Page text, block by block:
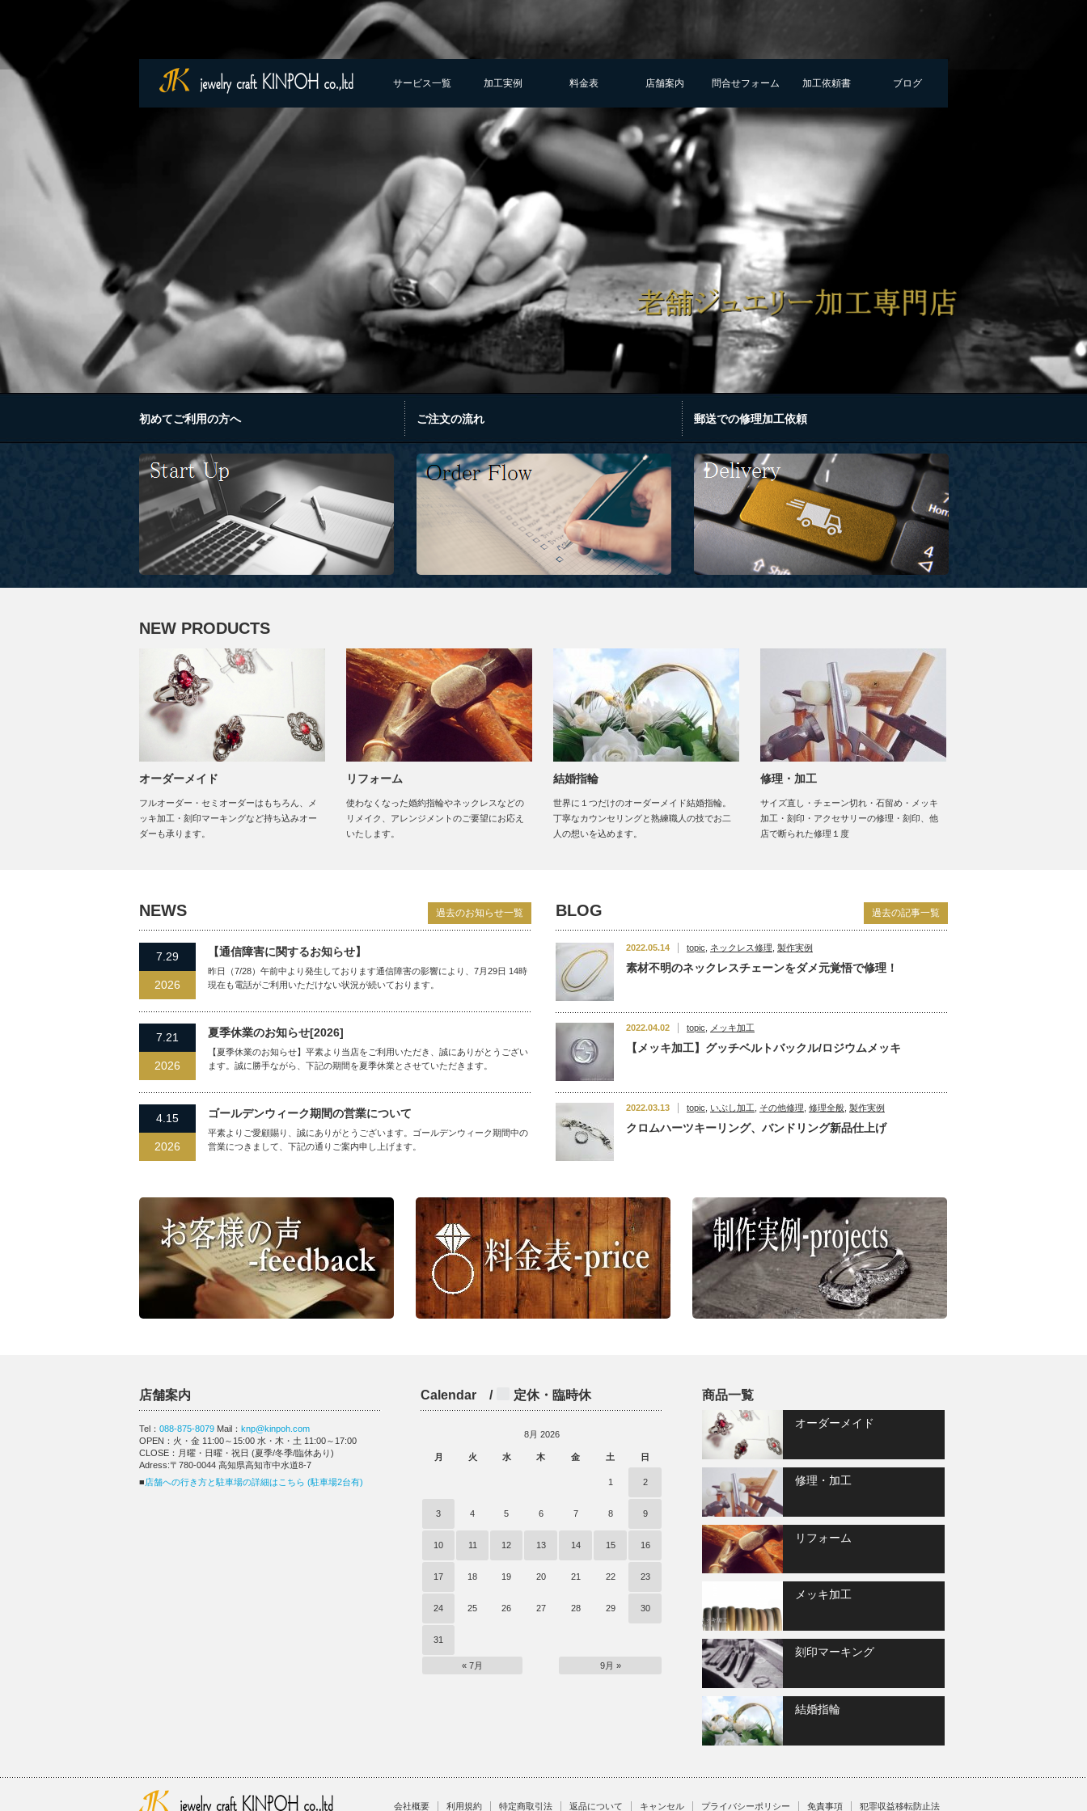
サービス一覧 加工実例 料金表 店舗案内 問合せフォーム 加工依頼書 ブログ
初めてご利用の方へ ご注文の流れ 郵送での修理加工依頼
NEW PRODUCTS
オーダーメイド
フルオーダー・セミオーダーはもちろん、メ
ッキ加工・刻印マーキングなど持ち込みオー
ダーも承ります。
リフォーム
使わなくなった婚約指輪やネックレスなどの
リメイク、アレンジメントのご要望にお応え
いたします。
結婚指輪
世界に１つだけのオーダーメイド結婚指輪。
丁寧なカウンセリングと熟練職人の技でお二
人の想いを込めます。
修理・加工
サイズ直し・チェーン切れ・石留め・メッキ
加工・刻印・アクセサリーの修理・刻印、他
店で断られた修理１度
NEWS
7.29
2026
【通信障害に関するお知らせ】
昨日（7/28）午前中より発生しております通信障害の影響により、7月29日 14時
現在も電話がご利用いただけない状況が続いております。
7.21
2026
夏季休業のお知らせ[2026]
【夏季休業のお知らせ】平素より当店をご利用いただき、誠にありがとうござい
ます。誠に勝手ながら、下記の期間を夏季休業とさせていただきます。
4.15
2026
ゴールデンウィーク期間の営業について
平素よりご愛顧賜り、誠にありがとうございます。ゴールデンウィーク期間中の
営業につきまして、下記の通りご案内申し上げます。
過去のお知らせ一覧 BLOG
2022.05.14 topic ネックレス修理 製作実例
素材不明のネックレスチェーンをダメ元覚悟で修理！
2022.04.02 topic メッキ加工
【メッキ加工】グッチベルトバックル/ロジウムメッキ
2022.03.13 topic いぶし加工 その他修理 修理全般 製作実例
クロムハーツキーリング、バンドリング新品仕上げ
過去の記事一覧
店舗案内
Tel： 088-875-8079 Mail： knp@kinpoh.com
OPEN：火・金 11:00～15:00 水・木・土 11:00～17:00
CLOSE：月曜・日曜・祝日 (夏季/冬季/臨休あり)
Adress:〒780-0044 高知県高知市中水道8-7
■店舗への行き方と駐車場の詳細はこちら (駐車場2台有)
Calendar / 定休・臨時休
8月 2026
月 火 水 木 金 土 日
1 2
3 4 5 6 7 8 9
10 11 12 13 14 15 16
17 18 19 20 21 22 23
24 25 26 27 28 29 30
31
« 7月 9月 »
商品一覧
オーダーメイド
修理・加工
リフォーム
メッキ加工
刻印マーキング
結婚指輪
会社概要 利用規約 特定商取引法 返品について キャンセル プライバシーポリシー 免責事項 犯罪収益移転防止法